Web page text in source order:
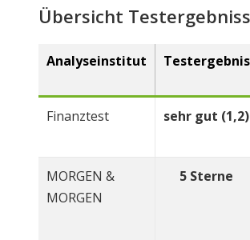
Übersicht
Analyseinstitut Testergebnis
Finanztest sehr gut (1,2)
MORGEN &
MORGEN
5 Sterne